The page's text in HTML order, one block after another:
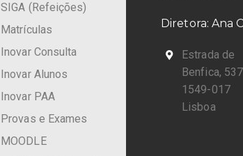
SIGA (Refeições)
Matrículas
Inovar Consulta
Inovar Alunos
Inovar PAA
Provas e Exames
MOODLE
Diretora: Ana
Estrada de
Benfica, 537
1549-017
Lisboa